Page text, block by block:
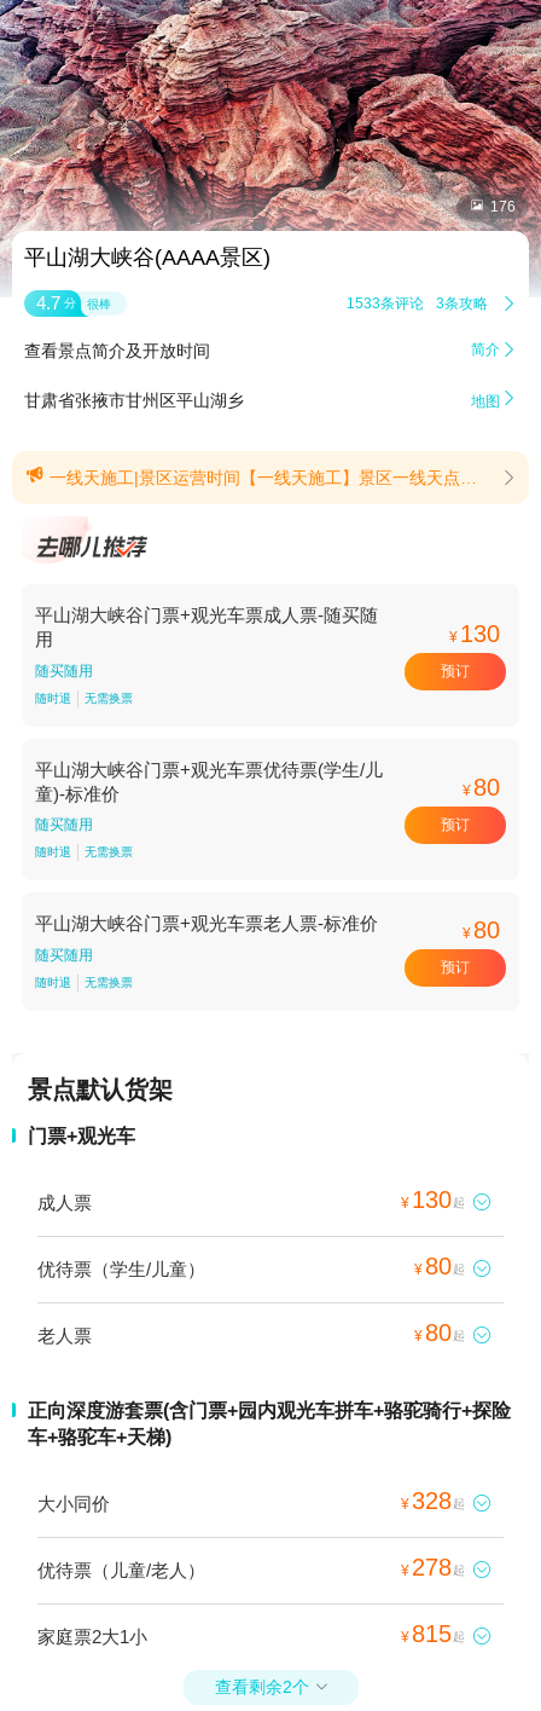
 176
平山湖大峡谷(AAAA景区)
4.7 分 很棒 1533条评论 3条攻略 
查看景点简介及开放时间 简介 
甘肃省张掖市甘州区平山湖乡 地图 
 一线天施工|景区运营时间【一线天施工】景区一线天点位正在进行维修施工，现阶段暂时关闭，禁止通行。其余游览线路正常对外开放。(提示有效期2026/8/1至2026/8/31)【景区运营时间】景区运营时间如下：各位游客您好：自2026年5月1日起，景区运营时间调整如下：开始售票：07:30基础游停票：18:00深度游停票：17:30峡谷入口关闭：18:00末班车及清园时间：20:30请合理安排出游时间，祝您游览愉快！(提示有效期2026/7/31至2026/12/31) 
平山湖大峡谷门票+观光车票成人票-随买随
用
随买随用
随时退 无需换票
¥ 130
预订
平山湖大峡谷门票+观光车票优待票(学生/儿
童)-标准价
随买随用
随时退 无需换票
¥ 80
预订
平山湖大峡谷门票+观光车票老人票-标准价
随买随用
随时退 无需换票
¥ 80
预订
景点默认货架
门票+观光车
成人票 ¥ 130起 
优待票（学生/儿童） ¥ 80起 
老人票 ¥ 80起 
正向深度游套票(含门票+园内观光车拼车+骆驼骑行+探险
车+骆驼车+天梯)
大小同价 ¥328起 
优待票（儿童/老人） ¥ 278起 
家庭票2大1小 ¥ 815起 
查看剩余2个 
